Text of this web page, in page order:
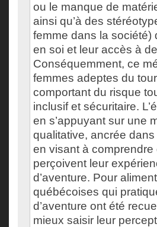
ou le manque de
ainsi qu’à des
femme dans la société)
en soi et leur accès à
Conséquemment, ce
femmes adeptes du
comportant du risque
inclusif et sécuritaire.
en s’appuyant sur une
qualitative, ancrée
en visant à
perçoivent leur
d’aventure. Pour
québécoises qui
d’aventure ont été
mieux saisir leur